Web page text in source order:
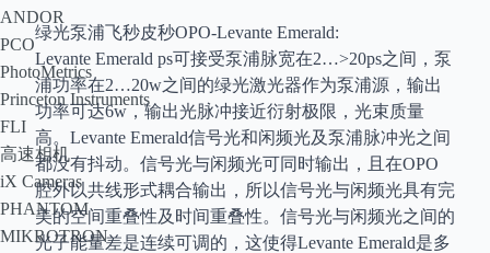
ANDOR
PCO
PhotoMetrics
Princeton Instruments
FLI
高速相机
iX Cameras
PHANTOM
MIKROTRON
绿光泵浦飞秒皮秒OPO-Levante Emerald:
Levante Emerald ps可接受泵浦脉宽在2…>20ps之间，泵
浦功率在2…20w之间的绿光激光器作为泵浦源，输出
功率可达6w，输出光脉冲接近衍射极限，光束质量
高。Levante Emerald信号光和闲频光及泵浦脉冲光之间
都没有抖动。信号光与闲频光可同时输出，且在OPO
腔外以共线形式耦合输出，所以信号光与闲频光具有完
美的空间重叠性及时间重叠性。信号光与闲频光之间的
光子能量差是连续可调的，这使得Levante Emerald是多